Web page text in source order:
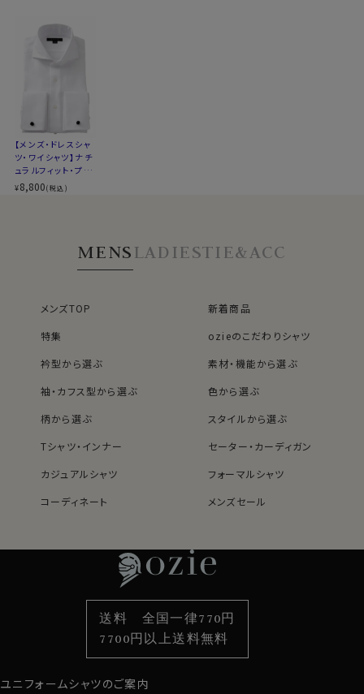
●ダブルカフスシャツ
袖口を折り返してカフリンクス（カフスボタン）で留める
カフス型＝ダブルカフス。
ワンランクアップのドレスシャツスタイルに！
ビジネスやフォーマルシーンで堂々と身につけることの
できる、大人の男の数少ないアクセサリーの一つ＝カフリ
ンクス。
スーツの色や気分でお好みのカフリンクスに付け替えて、
コーディネイトをよりお楽しみください。
属いたします！
カート部分にて組紐カフリンクスの有無をご選択くださ
ご希望の方は、「希望する」
ご不要の方は、「不要」
カフスボタンをお持ちでなくてもすぐにご着用いただけま
スポット商品につき再入荷はございませんのでご了承く
▼スポット商品につき再入荷はございませんのでご了承
ください
▼ナチュラルフィットとは？
タイルです。
つきのないシルエット。
着心地を考え、細いだけのシャツとは一線を画したつくり
になっています。
※43cm（LL）・45cm（3L）・47cm(4L)サイズにおいて
【メンズ・ドレスシャ
ツ・ワイシャツ】ナチ
ュラルフィット・プレ
ミアムコットン・ダブ
ルカフス・形態安定・
¥8,800(税込)
MENSLADIESTIE&ACC
メンズTOP
新着商品
特集
ozieのこだわりシャツ
衿型から選ぶ
素材・機能から選ぶ
袖・カフス型から選ぶ
色から選ぶ
柄から選ぶ
スタイルから選ぶ
Tシャツ・インナー
セーター・カーディガン
カジュアルシャツ
フォーマルシャツ
コーディネート
メンズセール
袖・カフス型から選ぶ
色から選ぶ
柄から選ぶ
スタイルから選ぶ
カジュアルシャツ
定番シャツ
カフスボタン
サスペンダー
財布・名刺入れ
バッグ
ストール・マフラー
グローブ
ユニフォームシャツのご案内
送料 全国一律770円
7700円以上送料無料